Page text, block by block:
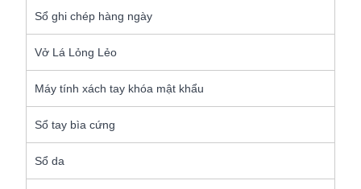
Sổ ghi chép hàng ngày
Vở Lá Lỏng Lẻo
Máy tính xách tay khóa mật khẩu
Sổ tay bìa cứng
Sổ da